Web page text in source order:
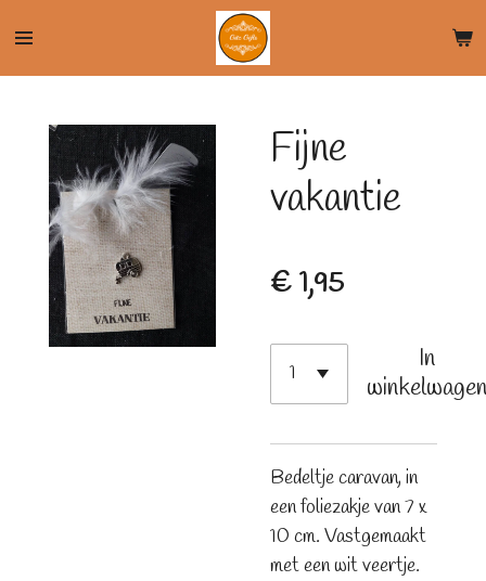
naar
hoofdinhoud
Fijne
vakantie
€ 1,95
In
Bedeltje caravan, in
een foliezakje van 7 x
10 cm. Vastgemaakt
met een wit veertje.